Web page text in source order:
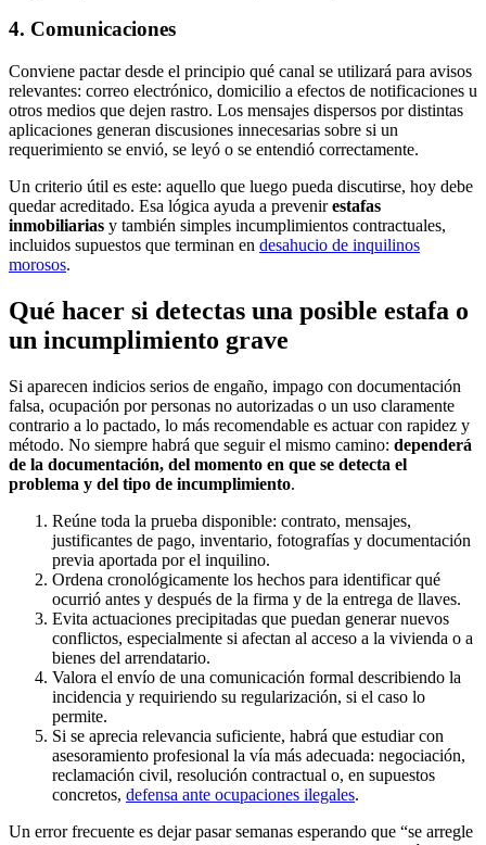
4. Comunicaciones
Conviene pactar desde el principio qué canal se utilizará para avisos
relevantes: correo electrónico, domicilio a efectos de notificaciones u
otros medios que dejen rastro. Los mensajes dispersos por distintas
aplicaciones generan discusiones innecesarias sobre si un
requerimiento se envió, se leyó o se entendió correctamente.
Un criterio útil es este: aquello que luego pueda discutirse, hoy debe
quedar acreditado. Esa lógica ayuda a prevenirestafas
inmobiliarias y también simples incumplimientos contractuales,
incluidos supuestos que terminan en desahucio de inquilinos
morosos.
Qué hacer si detectas una posible estafa o
un incumplimiento grave
Si aparecen indicios serios de engaño, impago con documentación
falsa, ocupación por personas no autorizadas o un uso claramente
contrario a lo pactado, lo más recomendable es actuar con rapidez y
método. No siempre habrá que seguir el mismo camino: dependerá
de la documentación, del momento en que se detecta el
problema y del tipo de incumplimiento.
Reúne toda la prueba disponible: contrato, mensajes,
justificantes de pago, inventario, fotografías y documentación
previa aportada por el inquilino.
Ordena cronológicamente los hechos para identificar qué
ocurrió antes y después de la firma y de la entrega de llaves.
Evita actuaciones precipitadas que puedan generar nuevos
conflictos, especialmente si afectan al acceso a la vivienda o a
bienes del arrendatario.
Valora el envío de una comunicación formal describiendo la
incidencia y requiriendo su regularización, si el caso lo
permite.
Si se aprecia relevancia suficiente, habrá que estudiar con
asesoramiento profesional la vía más adecuada: negociación,
reclamación civil, resolución contractual o, en supuestos
concretos, defensa ante ocupaciones ilegales.
Un error frecuente es dejar pasar semanas esperando que “se arregle